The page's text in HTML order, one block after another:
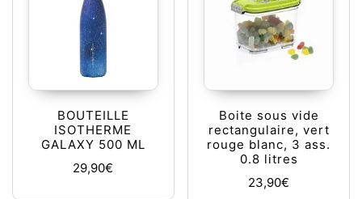
BOUTEILLE
ISOTHERME
GALAXY 500 ML
29,90€
Boite sous vide
rectangulaire, vert
rouge blanc, 3 ass.
0.8 litres
23,90€